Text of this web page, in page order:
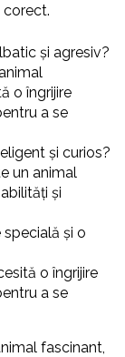
și agresiv?
o îngrijire
a se
și curios?
un animal
și
și o
o îngrijire
a se
fascinant,